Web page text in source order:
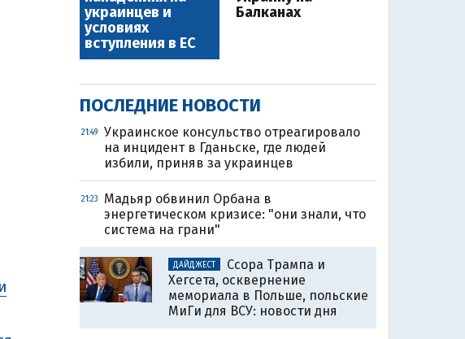
украинцев и
условиях
вступления в ЕС
Балканах
ПОСЛЕДНИЕ НОВОСТИ
21:49
Украинское консульство отреагировало
на инцидент в Гданьске, где людей
избили, приняв за украинцев
21:23
Мадьяр обвинил Орбана в
энергетическом кризисе: "они знали, что
система на грани"
ДАЙДЖЕСТ
Ссора Трампа и
Хегсета, осквернение
мемориала в Польше, польские
МиГи для ВСУ: новости дня